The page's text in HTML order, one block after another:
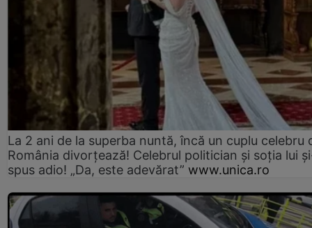
La 2 ani de la superba nuntă, încă un cuplu celebru
România divorțează! Celebrul politician și soția lui
spus adio! „Da, este adevărat” www.unica.ro